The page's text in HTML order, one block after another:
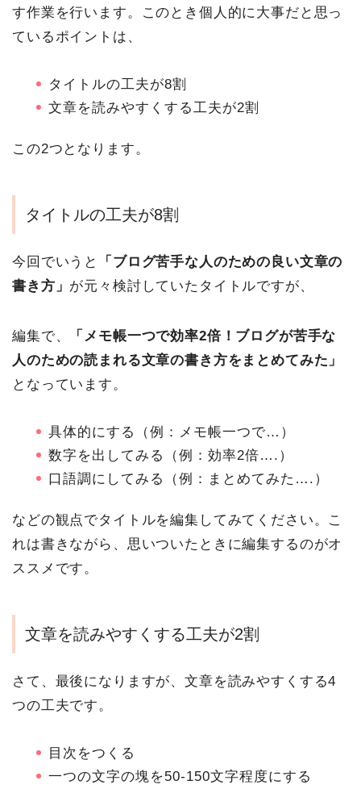
す作業を行います。このとき個人的に大事だと思っ
ているポイントは、
タイトルの工夫が8割
文章を読みやすくする工夫が2割
この2つとなります。
タイトルの工夫が8割
今回でいうと
「ブログ苦手な人のための良い文章の
書き方」 が元々検討していたタイトルですが、
編集で、
「メモ帳一つで効率2倍！ブログが苦手な
人のための読まれる文章の書き方をまとめてみた」
となっています。
具体的にする（例：メモ帳一つで…）
数字を出してみる（例：効率2倍….）
口語調にしてみる（例：まとめてみた….）
などの観点でタイトルを編集してみてください。こ
れは書きながら、思いついたときに編集するのがオ
ススメです。
文章を読みやすくする工夫が2割
さて、最後になりますが、文章を読みやすくする4
つの工夫です。
目次をつくる
一つの文字の塊を50-150文字程度にする